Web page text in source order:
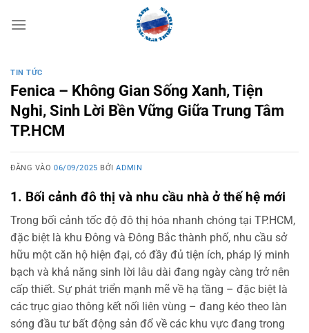
qua
TIN TỨC
Fenica – Không Gian Sống Xanh, Tiện
Nghi, Sinh Lời Bền Vững Giữa Trung Tâm
TP.HCM
ĐĂNG VÀO06/09/2025 BỞIADMIN
1. Bối cảnh đô thị và nhu cầu nhà ở thế hệ mới
Trong bối cảnh tốc độ đô thị hóa nhanh chóng tại TP.HCM,
đặc biệt là khu Đông và Đông Bắc thành phố, nhu cầu sở
hữu một căn hộ hiện đại, có đầy đủ tiện ích, pháp lý minh
bạch và khả năng sinh lời lâu dài đang ngày càng trở nên
cấp thiết. Sự phát triển mạnh mẽ về hạ tầng – đặc biệt là
các trục giao thông kết nối liên vùng – đang kéo theo làn
sóng đầu tư bất động sản đổ về các khu vực đang trong